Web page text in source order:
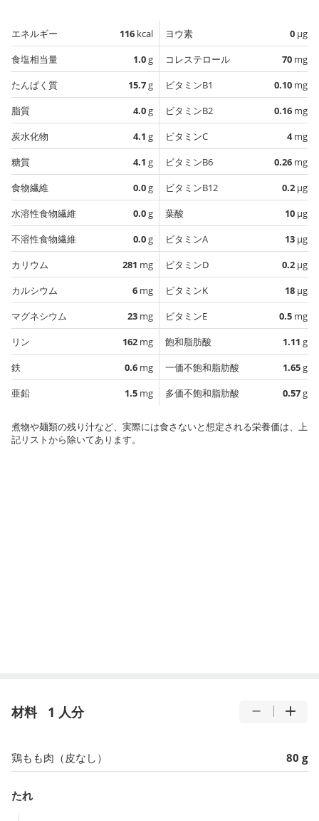
エネルギー 116 kcal
食塩相当量
1.0g
たんぱく質
15.7g
脂質
4.0g
炭水化物
4.1 g
糖質
4.1 g
食物繊維
0.0g
水溶性食物繊維
0.0g
不溶性食物繊維
0.0g
カリウム
281 mg
カルシウム
6 mg
マグネシウム
23 mg
リン
162 mg
鉄
0.6 mg
亜鉛
1.5 mg
ヨウ素 0 µg
コレステロール
70 mg
ビタミンB1
0.10 mg
ビタミンB2
0.16 mg
ビタミンC
4mg
ビタミンB6
0.26 mg
ビタミンB12
0.2 µg
葉酸
10 µg
ビタミンA
13 µg
ビタミンD
0.2 µg
ビタミンK
18 µg
ビタミンE
0.5 mg
飽和脂肪酸
1.11 g
一価不飽和脂肪酸
1.65g
多価不飽和脂肪酸
0.57g
煮物や麺類の残り汁など、実際には食さないと想定される栄養価は、上
記リストから除いてあります。
材料 1 人分
鶏もも肉（皮なし） 80 g
たれ